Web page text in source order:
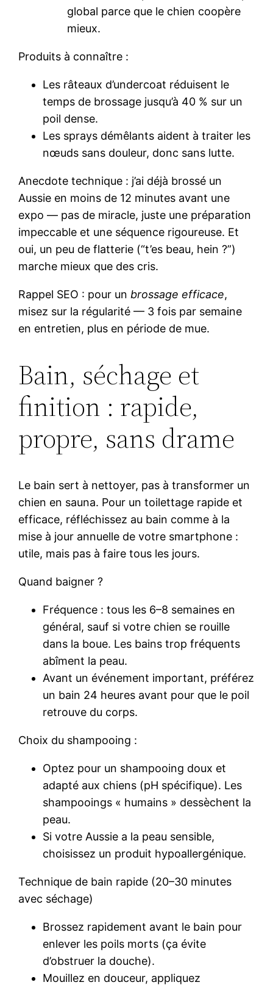
global parce que le chien coopère
mieux.
Produits à connaître :
Les râteaux d’undercoat réduisent le
temps de brossage jusqu’à 40 % sur un
poil dense.
Les sprays démêlants aident à traiter les
nœuds sans douleur, donc sans lutte.
Anecdote technique : j’ai déjà brossé un
Aussie en moins de 12 minutes avant une
expo — pas de miracle, juste une préparation
impeccable et une séquence rigoureuse. Et
oui, un peu de flatterie (“t’es beau, hein ?”)
marche mieux que des cris.
Rappel SEO : pour un brossage efficace,
misez sur la régularité — 3 fois par semaine
en entretien, plus en période de mue.
Bain, séchage et
finition : rapide,
propre, sans drame
Le bain sert à nettoyer, pas à transformer un
chien en sauna. Pour un toilettage rapide et
efficace, réfléchissez au bain comme à la
mise à jour annuelle de votre smartphone :
utile, mais pas à faire tous les jours.
Quand baigner ?
Fréquence : tous les 6–8 semaines en
général, sauf si votre chien se rouille
dans la boue. Les bains trop fréquents
abîment la peau.
Avant un événement important, préférez
un bain 24 heures avant pour que le poil
retrouve du corps.
Choix du shampooing :
Optez pour un shampooing doux et
adapté aux chiens (pH spécifique). Les
shampooings « humains » dessèchent la
peau.
Si votre Aussie a la peau sensible,
choisissez un produit hypoallergénique.
Technique de bain rapide (20–30 minutes
avec séchage)
Brossez rapidement avant le bain pour
enlever les poils morts (ça évite
d’obstruer la douche).
Mouillez en douceur, appliquez